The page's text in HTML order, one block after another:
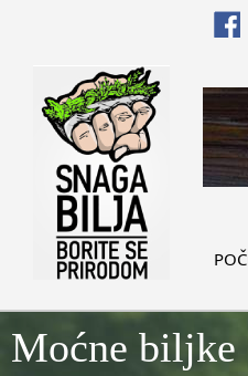
Moćne biljke